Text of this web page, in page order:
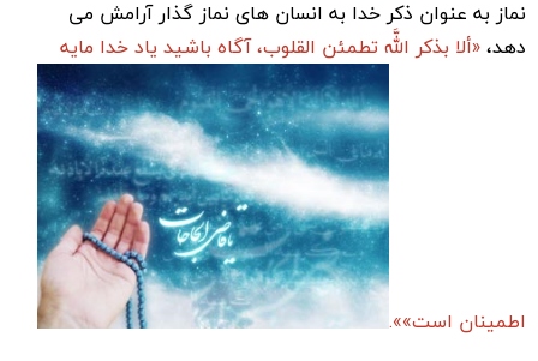
نماز به عنوان ذکر خدا به انسان هاى نماز گذار آرامش مى
دهد،«ألا بذکر اللَّه تطمئن القلوب، آگاه باشید یاد خدا مایه
اطمینان است»».